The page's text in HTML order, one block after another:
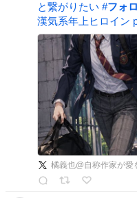
と繋がりたい #フォ
漢気系年上ヒロイン
橘義也@自称作家が愛